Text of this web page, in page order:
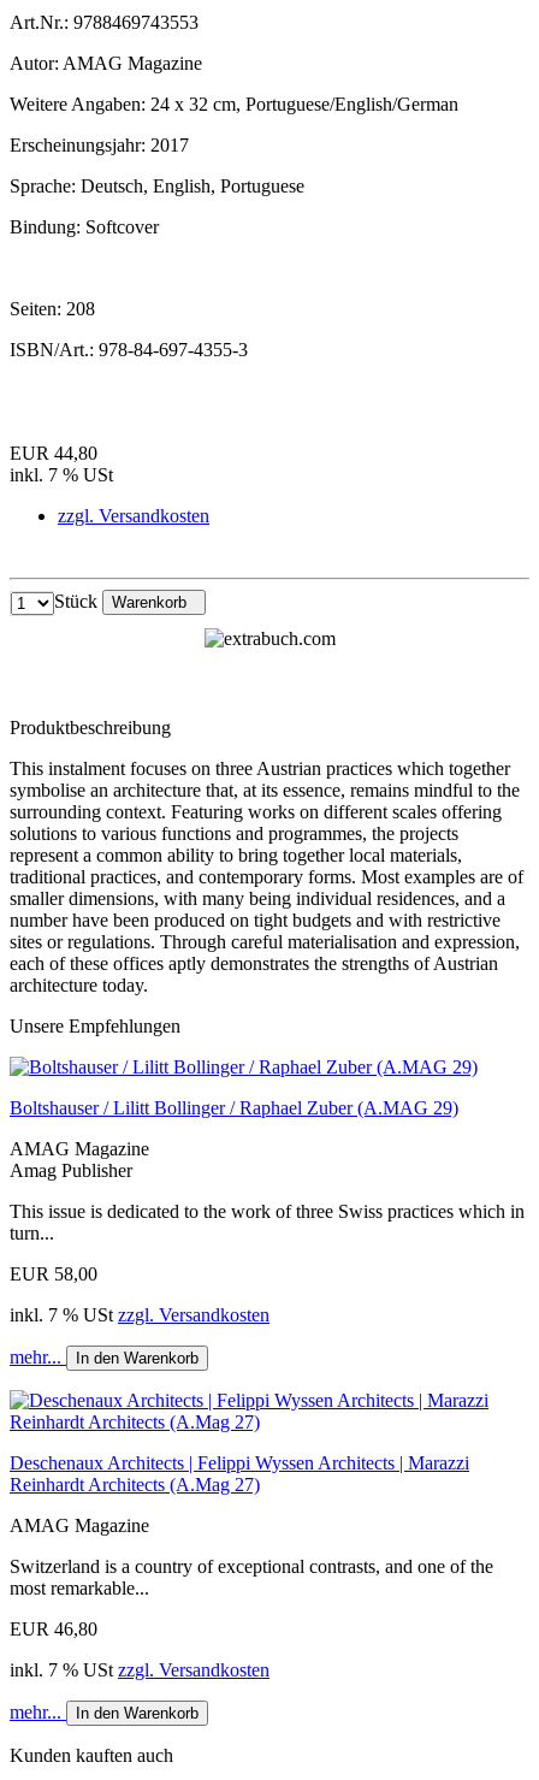
Art.Nr.: 9788469743553
Autor: AMAG Magazine
Weitere Angaben: 24 x 32 cm, Portuguese/English/German
Erscheinungsjahr: 2017
Sprache: Deutsch, English, Portuguese
Bindung: Softcover
Seiten: 208
ISBN/Art.: 978-84-697-4355-3
EUR 44,80
inkl. 7 % USt
zzgl. Versandkosten
Stück Warenkorb
Produktbeschreibung
This instalment focuses on three Austrian practices which together
symbolise an architecture that, at its essence, remains mindful to the
surrounding context. Featuring works on different scales offering
solutions to various functions and programmes, the projects
represent a common ability to bring together local materials,
traditional practices, and contemporary forms. Most examples are of
smaller dimensions, with many being individual residences, and a
number have been produced on tight budgets and with restrictive
sites or regulations. Through careful materialisation and expression,
each of these offices aptly demonstrates the strengths of Austrian
architecture today.
Unsere Empfehlungen
Boltshauser / Lilitt Bollinger / Raphael Zuber (A.MAG 29)
AMAG Magazine
Amag Publisher
This issue is dedicated to the work of three Swiss practices which in
turn...
EUR 58,00
inkl. 7 % USt zzgl. Versandkosten
mehr... In den Warenkorb
Deschenaux Architects | Felippi Wyssen Architects | Marazzi
Reinhardt Architects (A.Mag 27)
AMAG Magazine
Switzerland is a country of exceptional contrasts, and one of the
most remarkable...
EUR 46,80
inkl. 7 % USt zzgl. Versandkosten
mehr... In den Warenkorb
Kunden kauften auch